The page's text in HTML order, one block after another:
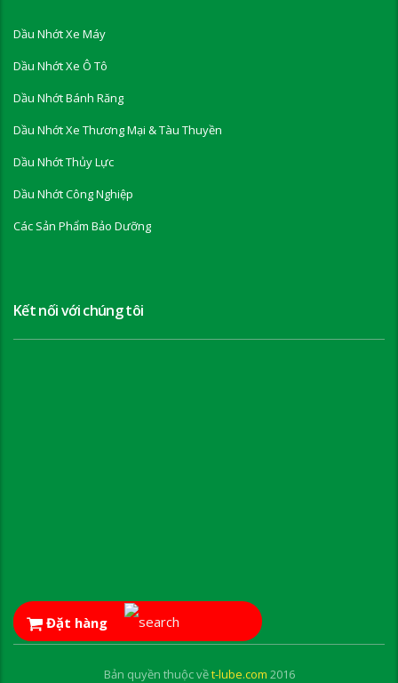
Đặt hàng
Dầu Nhớt Xe Máy
Dầu Nhớt Xe Ô Tô
Dầu Nhớt Bánh Răng
Dầu Nhớt Xe Thương Mại & Tàu Thuyền
Dầu Nhớt Thủy Lực
Dầu Nhớt Công Nghiệp
Các Sản Phẩm Bảo Dưỡng
Kết nối với chúng tôi
Bản quyền thuộc vềt-lube.com 2016